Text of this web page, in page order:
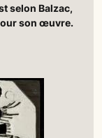
selon Balzac,
son œuvre.